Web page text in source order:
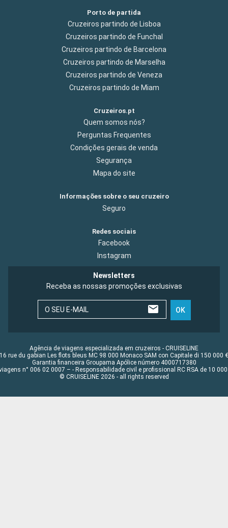
Porto de partida
Cruzeiros partindo de Lisboa
Cruzeiros partindo de Funchal
Cruzeiros partindo de Barcelona
Cruzeiros partindo de Marselha
Cruzeiros partindo de Veneza
Cruzeiros partindo de Miam
Cruzeiros.pt
Quem somos nós?
Perguntas Frequentes
Condições gerais de venda
Segurança
Mapa do site
Informações sobre o seu cruzeiro
Seguro
Redes sociais
Facebook
Instagram
Newsletters
Receba as nossas promoções exclusivas
O SEU E-MAIL OK
Agência de viagens especializada em cruzeiros - CRUISELINE
16 rue du gabian Les flots bleus MC 98 000 Monaco SAM con Capitale di 150 000 €
Garantia financeira Groupama Apólice número 4000717380
n° 006 02 0007 – - Responsabilidade civil e profissional RC RSA de 10 000
© CRUISELINE 2026 - all rights reserved